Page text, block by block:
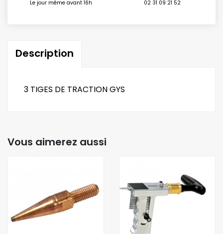
Le jour même avant 16h 02 31 09 21 52
Description
3 TIGES DE TRACTION GYS
Vous aimerez aussi